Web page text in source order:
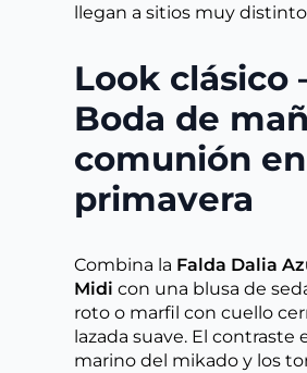
llegan a sitios muy
Look clásico
Boda de
comunión en
primavera
Combina la Falda Dalia
Midi con una blusa de
roto o marfil con cuello
lazada suave. El contraste
marino del mikado y los